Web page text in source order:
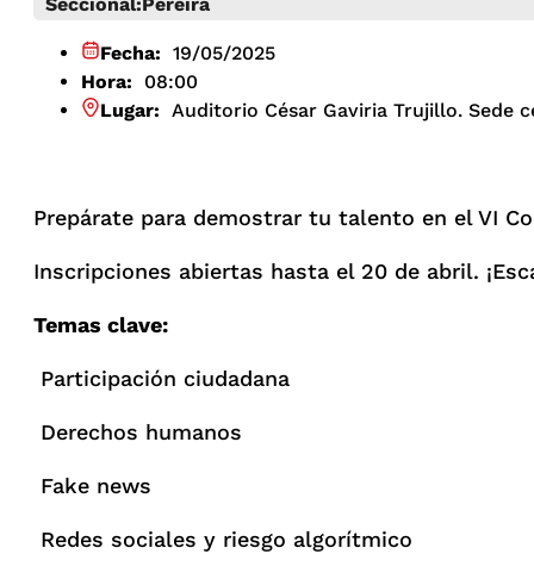
Fecha: 19/05/2025
Hora:
08:00
Lugar: Auditorio César Gaviria Trujillo. Sede
Prepárate para demostrar tu talento en el VI
Inscripciones abiertas hasta el 20 de abril.
Temas clave:
Participación ciudadana
Derechos humanos
Fake news
Redes sociales y riesgo algorítmico